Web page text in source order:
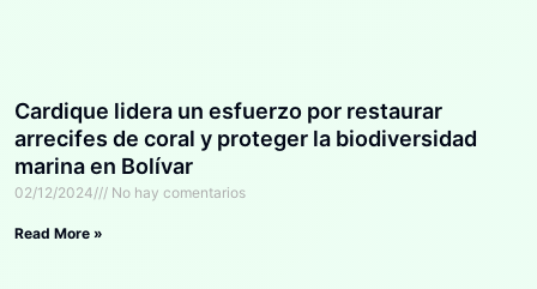
Cardique lidera un esfuerzo por restaurar
arrecifes de coral y proteger la biodiversidad
marina en Bolívar
02/12/2024 No hay comentarios
Read More »